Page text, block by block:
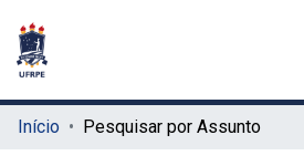
Início Pesquisar por Assunto